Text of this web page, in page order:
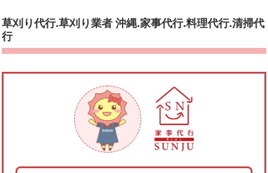
草刈り代行.草刈り業者 沖縄.家事代行.料理代行.清掃代
行